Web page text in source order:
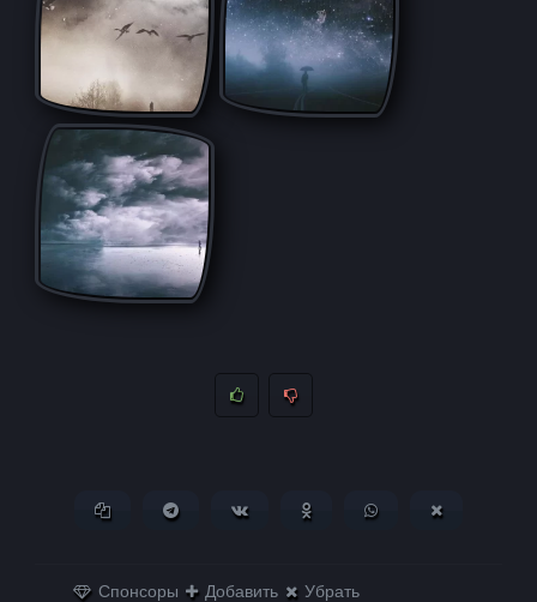
Копировать ссылкуПоделиться в Telegram
Поделиться ВКонтактеПоделиться в
Поделиться в
Спонсоры Добавить Убрать